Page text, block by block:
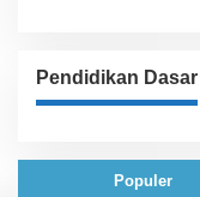
Pendidikan Dasar
Populer